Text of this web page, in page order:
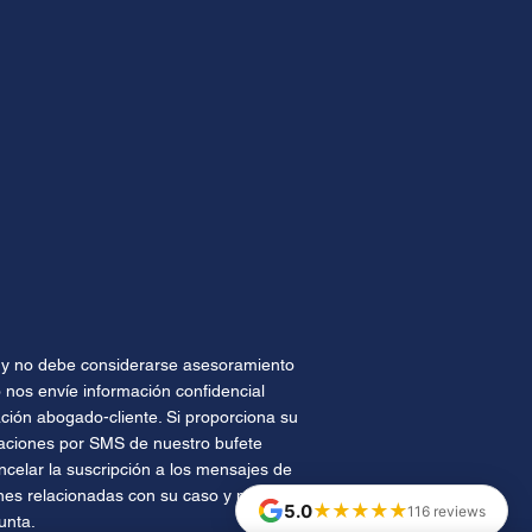
no debe considerarse asesoramiento
envíe información confidencial
abogado-cliente. Si proporciona su
por SMS de nuestro bufete
la suscripción a los mensajes de
relacionadas con su caso y no se
5.0★★★★★116 reviews